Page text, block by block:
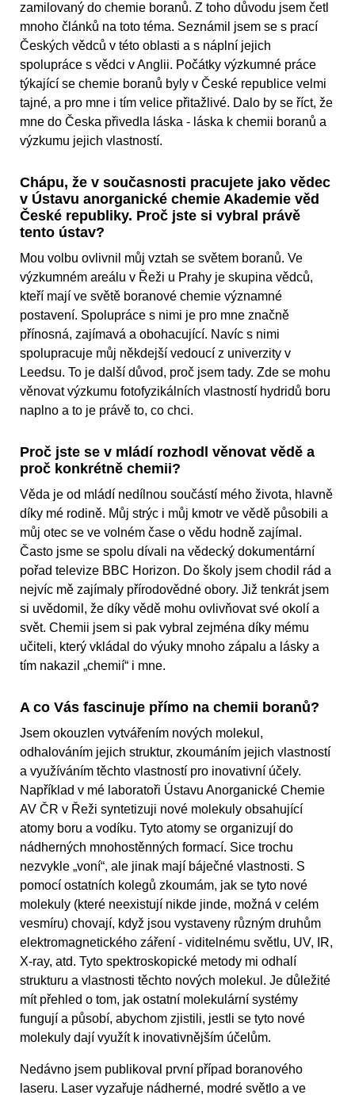
zamilovaný do chemie boranů. Z toho důvodu jsem četl
mnoho článků na toto téma. Seznámil jsem se s prací
Českých vědců v této oblasti a s náplní jejich
spolupráce s vědci v Anglii. Počátky výzkumné práce
týkající se chemie boranů byly v České republice velmi
tajné, a pro mne i tím velice přitažlivé. Dalo by se říct, že
mne do Česka přivedla láska - láska k chemii boranů a
výzkumu jejich vlastností.
Chápu, že v současnosti pracujete jako vědec
v Ústavu anorganické chemie Akademie věd
České republiky. Proč jste si vybral právě
tento ústav?
Mou volbu ovlivnil můj vztah se světem boranů. Ve
výzkumném areálu v Řeži u Prahy je skupina vědců,
kteří mají ve světě boranové chemie významné
postavení. Spolupráce s nimi je pro mne značně
přínosná, zajímavá a obohacující. Navíc s nimi
spolupracuje můj někdejší vedoucí z univerzity v
Leedsu. To je další důvod, proč jsem tady. Zde se mohu
věnovat výzkumu fotofyzikálních vlastností hydridů boru
naplno a to je právě to, co chci.
Proč jste se v mládí rozhodl věnovat vědě a
proč konkrétně chemii?
Věda je od mládí nedílnou součástí mého života, hlavně
díky mé rodině. Můj strýc i můj kmotr ve vědě působili a
můj otec se ve volném čase o vědu hodně zajímal.
Často jsme se spolu dívali na vědecký dokumentární
pořad televize BBC Horizon. Do školy jsem chodil rád a
nejvíc mě zajímaly přírodovědné obory. Již tenkrát jsem
si uvědomil, že díky vědě mohu ovlivňovat své okolí a
svět. Chemii jsem si pak vybral zejména díky mému
učiteli, který vkládal do výuky mnoho zápalu a lásky a
tím nakazil „chemií“ i mne.
A co Vás fascinuje přímo na chemii boranů?
Jsem okouzlen vytvářením nových molekul,
odhalováním jejich struktur, zkoumáním jejich vlastností
a využíváním těchto vlastností pro inovativní účely.
Například v mé laboratoři Ústavu Anorganické Chemie
AV ČR v Řeži syntetizuji nové molekuly obsahující
atomy boru a vodíku. Tyto atomy se organizují do
nádherných mnohostěnných formací. Sice trochu
nezvykle „voní“, ale jinak mají báječné vlastnosti. S
pomocí ostatních kolegů zkoumám, jak se tyto nové
molekuly (které neexistují nikde jinde, možná v celém
vesmíru) chovají, když jsou vystaveny různým druhům
elektromagnetického záření - viditelnému světlu, UV, IR,
X-ray, atd. Tyto spektroskopické metody mi odhalí
strukturu a vlastnosti těchto nových molekul. Je důležité
mít přehled o tom, jak ostatní molekulární systémy
fungují a působí, abychom zjistili, jestli se tyto nové
molekuly dají využít k inovativnějším účelům.
Nedávno jsem publikoval první případ boranového
laseru. Laser vyzařuje nádherné, modré světlo a ve